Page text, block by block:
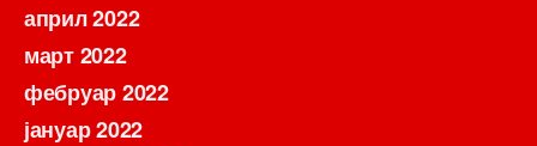
април 2022
март 2022
фебруар 2022
јануар 2022